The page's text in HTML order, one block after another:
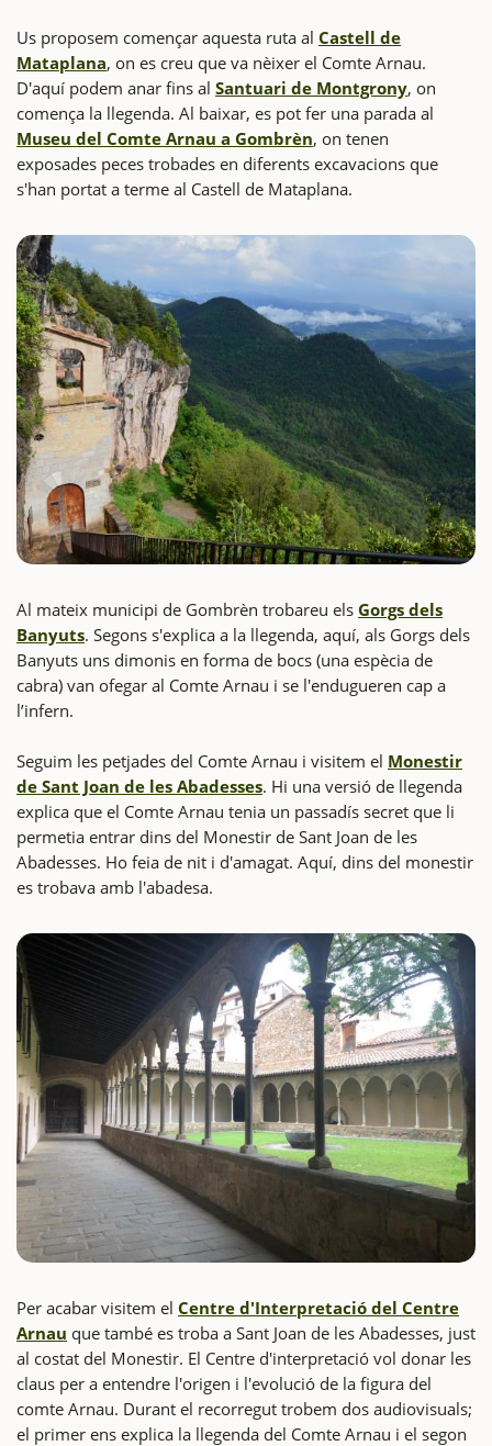
Us proposem començar aquesta ruta al Castell de
Mataplana, on es creu que va nèixer el Comte Arnau.
D'aquí podem anar fins al Santuari de Montgrony, on
comença la llegenda. Al baixar, es pot fer una parada al
Museu del Comte Arnau a Gombrèn, on tenen
exposades peces trobades en diferents excavacions que
s'han portat a terme al Castell de Mataplana.
Al mateix municipi de Gombrèn trobareu els Gorgs dels
Banyuts. Segons s'explica a la llegenda, aquí, als Gorgs dels
Banyuts uns dimonis en forma de bocs (una espècia de
cabra) van ofegar al Comte Arnau i se l'endugueren cap a
l’infern.
Seguim les petjades del Comte Arnau i visitem el Monestir
de Sant Joan de les Abadesses. Hi una versió de llegenda
explica que el Comte Arnau tenia un passadís secret que li
permetia entrar dins del Monestir de Sant Joan de les
Abadesses. Ho feia de nit i d'amagat. Aquí, dins del monestir
es trobava amb l'abadesa.
Per acabar visitem el Centre d'Interpretació del Centre
Arnau que també es troba a Sant Joan de les Abadesses, just
al costat del Monestir. El Centre d'interpretació vol donar les
claus per a entendre l'origen i l'evolució de la figura del
comte Arnau. Durant el recorregut trobem dos audiovisuals;
el primer ens explica la llegenda del Comte Arnau i el segon